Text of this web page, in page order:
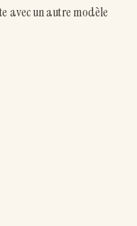
avec un autre modèle